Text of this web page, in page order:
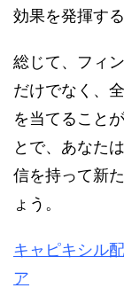
効果を発揮す
総じて、フィ
だけでなく、
を当てること
とで、あなた
信を持って新
ょう。
キャピキシル
ア